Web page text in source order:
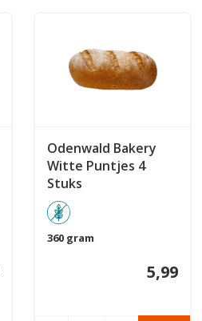
Odenwald Bakery
Witte Puntjes 4
Stuks
360 gram
5,99